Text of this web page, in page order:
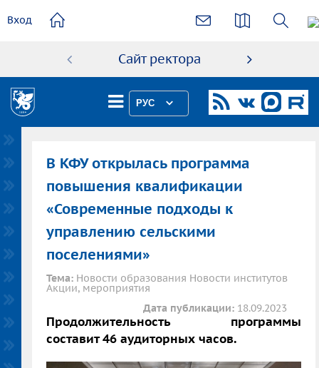
содержанию
Вход
Сайт ректора
РУС
В КФУ открылась программа
повышения квалификации
«Современные подходы к
управлению сельскими
поселениями»
Тема: Новости образования Новости институтов
Акции, мероприятия
Дата публикации: 18.09.2023
Продолжительность программы
составит 46 аудиторных часов.